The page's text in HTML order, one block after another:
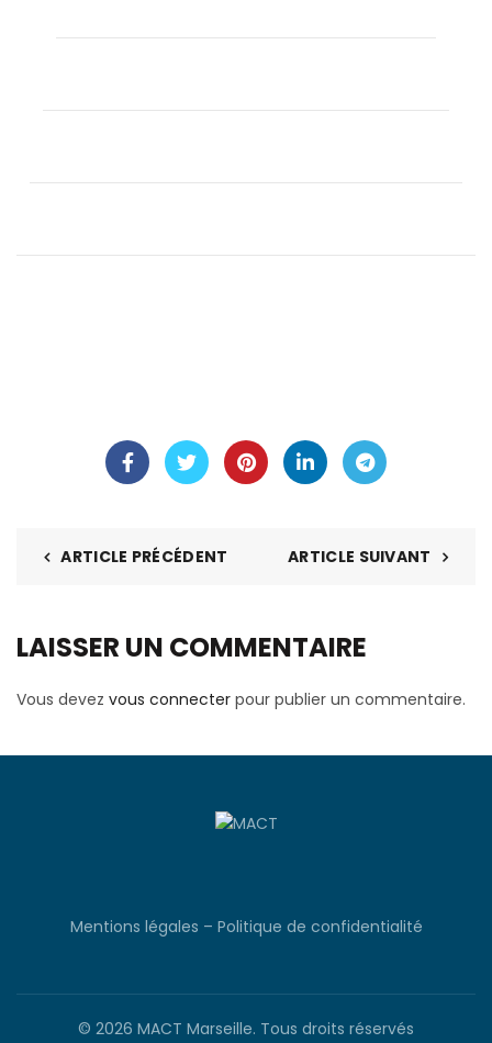
ARTICLE PRÉCÉDENT ARTICLE SUIVANT
LAISSER UN COMMENTAIRE
Vous devez vous connecter pour publier un commentaire.
Mentions légales – Politique de confidentialité
© 2026 MACT Marseille. Tous droits réservés